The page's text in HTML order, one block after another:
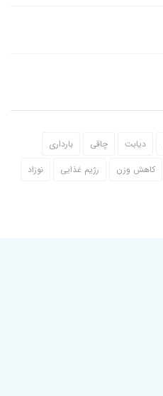
دیابت چاقی
بارداری
کاهش وزن رژیم غذایی
نوزاد